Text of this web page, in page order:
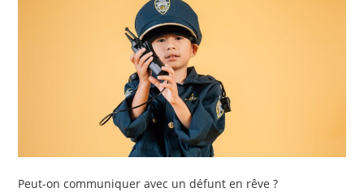
Peut-on communiquer avec un défunt en rêve ?